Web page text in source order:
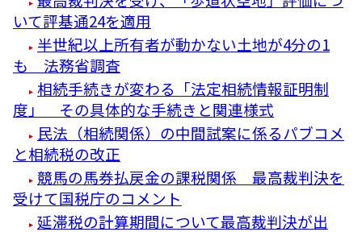
いて評基通24を適用
半世紀以上所有者が動かない土地が4分の1
も 法務省調査
相続手続きが変わる「法定相続情報証明制
度」 その具体的な手続きと関連様式
民法（相続関係）の中間試案に係るパブコメ
と相続税の改正
競馬の馬券払戻金の課税関係 最高裁判決を
受けて国税庁のコメント
延滞税の計算期間について最高裁判決が出